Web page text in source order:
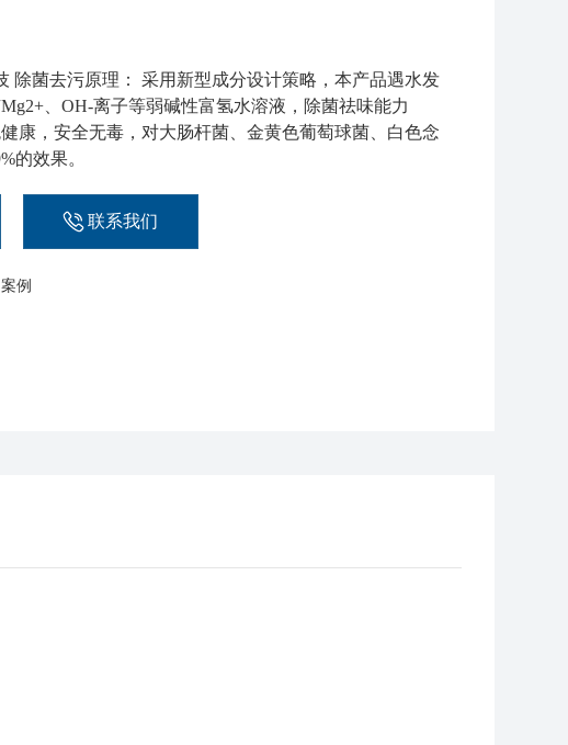
除菌去污原理： 采用新型成分设计策略，本产品遇水发
、OH-离子等弱碱性富氢水溶液，除菌祛味能力
康，安全无毒，对大肠杆菌、金黄色葡萄球菌、白色念
的效果。
联系我们
例